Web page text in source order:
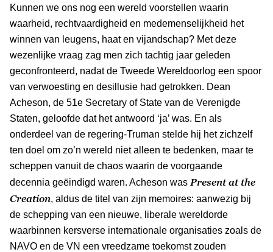
Kunnen we ons nog een wereld voorstellen waarin
waarheid, rechtvaardigheid en medemenselijkheid het
winnen van leugens, haat en vijandschap? Met deze
wezenlijke vraag zag men zich tachtig jaar geleden
geconfronteerd, nadat de Tweede Wereldoorlog een spoor
van verwoesting en desillusie had getrokken. Dean
Acheson, de 51e Secretary of State van de Verenigde
Staten, geloofde dat het antwoord ‘ja’ was. En als
onderdeel van de regering-Truman stelde hij het zichzelf
ten doel om zo’n wereld niet alleen te bedenken, maar te
scheppen vanuit de chaos waarin de voorgaande
decennia geëindigd waren. Acheson was Present at the
Creation, aldus de titel van zijn memoires: aanwezig bij
de schepping van een nieuwe, liberale wereldorde
waarbinnen kersverse internationale organisaties zoals de
NAVO en de VN een vreedzame toekomst zouden